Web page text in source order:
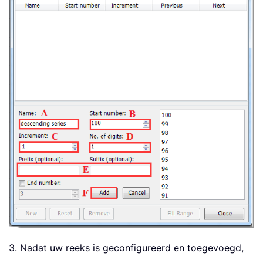
3. Nadat uw reeks is geconfigureerd en toegevoegd,